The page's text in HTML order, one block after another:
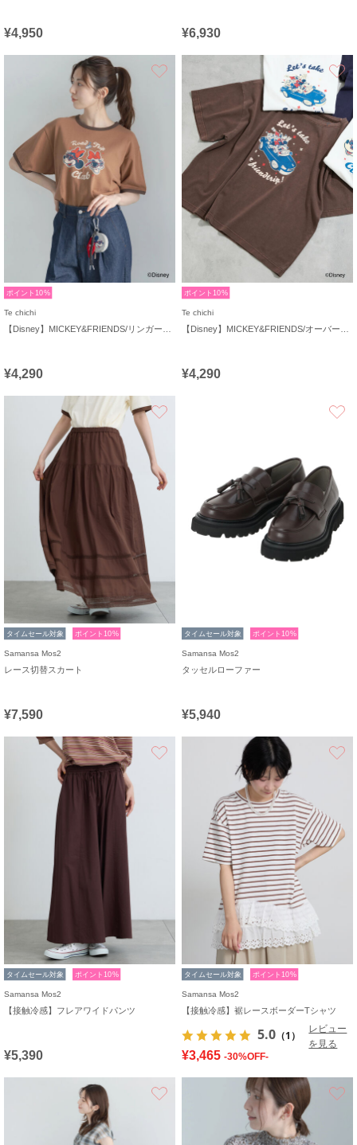
¥4,950 ¥6,930
ポイント10%
Te chichi
¥4,290
ポイント10%
Te chichi
¥4,290
タイムセール対象 ポイント10%
Samansa Mos2
レース切替スカート
¥7,590
タイムセール対象 ポイント10%
Samansa Mos2
タッセルローファー
¥5,940
タイムセール対象 ポイント10%
Samansa Mos2
【接触冷感】フレアワイドパンツ
¥5,390
タイムセール対象 ポイント10%
Samansa Mos2
【接触冷感】裾レースボーダーTシャツ
5.0 （1）
レビュー
を見る
¥3,465 -30%OFF-